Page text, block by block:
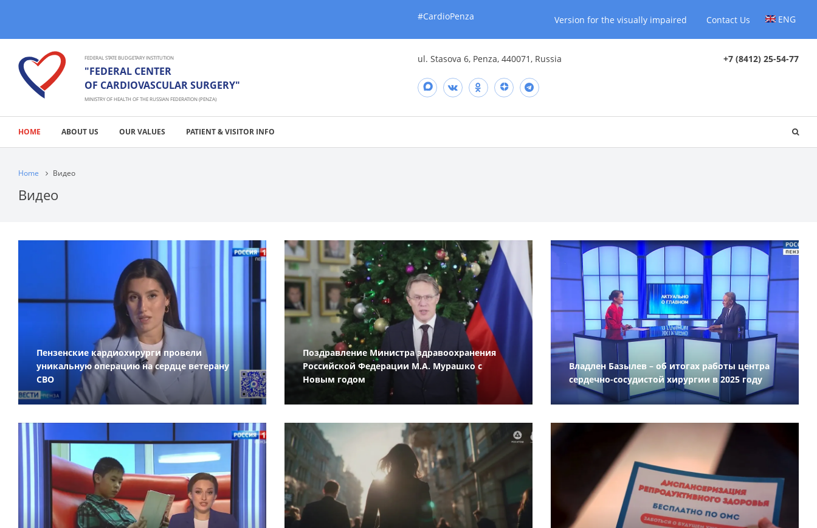
#CardioPenza Version for the visually impaired Contact Us ENG
FEDERAL STATE BUDGETARY INSTITUTION
"FEDERAL CENTER
OF CARDIOVASCULAR SURGERY"
MINISTRY OF HEALTH OF THE RUSSIAN FEDERATION (PENZA)
ul. Stasova 6, Penza, 440071, Russia +7 (8412) 25-54-77
HOME ABOUT US OUR VALUES PATIENT & VISITOR INFO
Home Видео
Видео
Пензенские кардиохирурги провели
уникальную операцию на сердце ветерану
СВО
Поздравление Министра здравоохранения
Российской Федерации М.А. Мурашко с
Новым годом
Владлен Базылев – об итогах работы центра
сердечно-сосудистой хирургии в 2025 году